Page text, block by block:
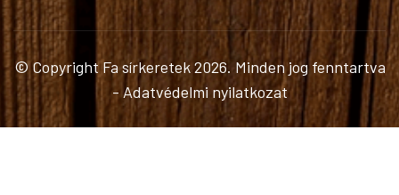
© CopyrightFa sírkeretek2026. Minden jog fenntartva
- Adatvédelmi nyilatkozat